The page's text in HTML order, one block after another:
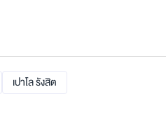
เปาโล รังสิต